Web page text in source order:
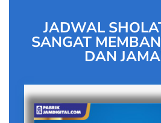
JADWAL
SANGAT
DAN